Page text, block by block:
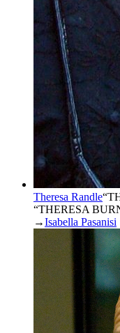
Theresa Randle“
“THERESA
→Isabella Pasanisi